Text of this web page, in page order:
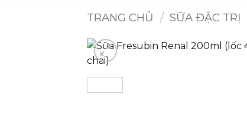
TRANG CHỦ / SỮA ĐẶC TRỊ